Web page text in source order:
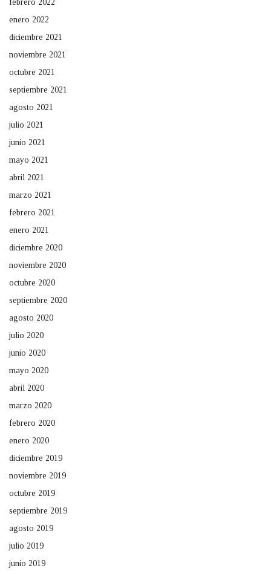
febrero 2022
enero 2022
diciembre 2021
noviembre 2021
octubre 2021
septiembre 2021
agosto 2021
julio 2021
junio 2021
mayo 2021
abril 2021
marzo 2021
febrero 2021
enero 2021
diciembre 2020
noviembre 2020
octubre 2020
septiembre 2020
agosto 2020
julio 2020
junio 2020
mayo 2020
abril 2020
marzo 2020
febrero 2020
enero 2020
diciembre 2019
noviembre 2019
octubre 2019
septiembre 2019
agosto 2019
julio 2019
junio 2019